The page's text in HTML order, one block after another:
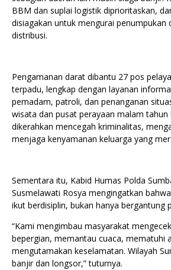
BBM dan suplai logistik diprioritaskan,
disiagakan untuk mengurai penumpukan
distribusi.
Pengamanan darat dibantu 27 pos
terpadu, lengkap dengan layanan
pemadam, patroli, dan penanganan
wisata dan pusat perayaan malam tahun
dikerahkan mencegah kriminalitas,
menjaga kenyamanan keluarga yang
Sementara itu, Kabid Humas Polda
Susmelawati Rosya mengingatkan
ikut berdisiplin, bukan hanya bergantung
“Kami mengimbau masyarakat
bepergian, memantau cuaca, mematuhi
mengutamakan keselamatan. Wilayah
banjir dan longsor,” tuturnya.